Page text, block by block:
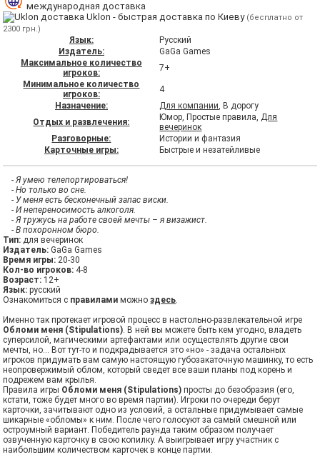
международная доставка
Uklon - быстрая доставка по Киеву (бесплатно от
2300 грн.)
Язык:
Русский
Издатель:
GaGa Games
Максимальное количество
игроков:
7+
Минимальное количество
игроков:
4
Назначение:
Для компании, В дорогу
Отдых и развлечения:
Юмор, Простые правила,Для
вечеринок
Разговорные:
Истории и фантазия
Карточные игры:
Быстрые и незатейливые
- Я умею телепортироваться!
- Но только во сне.
- У меня есть бесконечный запас виски.
- И непереносимость алкоголя.
- Я тружусь на работе своей мечты – я визажист.
- В похоронном бюро.
Тип:для вечеринок
Издатель:GaGa Games
Время игры:20-30
Кол-во игроков: 4-8
Возраст: 12+
Язык:русский
Ознакомиться с правилами можноздесь.
Именно так протекает игровой процесс в настольно-развлекательной игре
Обломи меня (Stipulations). В ней вы можете быть кем угодно, владеть
суперсилой, магическими артефактами или осуществлять другие свои
мечты, но… Вот тут-то и подкрадывается это «но» - задача остальных
игроков придумать вам самую настоящую губозакаточную машинку, то есть
неопровержимый облом, который сведет все ваши планы под корень и
подрежем вам крылья.
Правила игры Обломи меня (Stipulations) просты до безобразия (его,
кстати, тоже будет много во время партии). Игроки по очереди берут
карточки, зачитывают одно из условий, а остальные придумывает самые
шикарные «обломы» к ним. После чего голосуют за самый смешной или
остроумный вариант. Победитель раунда таким образом получает
озвученную карточку в свою копилку. А выигрывает игру участник с
наибольшим количеством карточек в конце партии.